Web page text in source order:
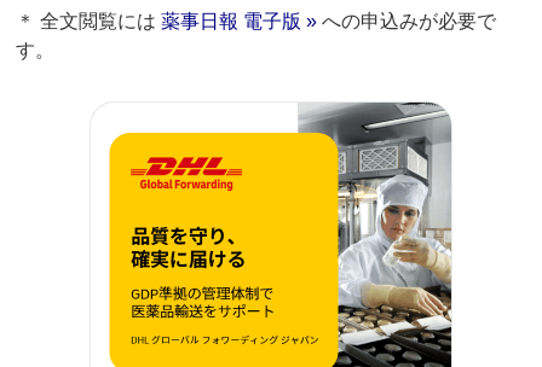
＊ 全文閲覧には薬事日報 電子版 » への申込みが必要で
す。